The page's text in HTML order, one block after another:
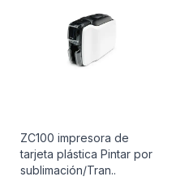
ZC100 impresora de
tarjeta plástica Pintar por
sublimación/Tran..